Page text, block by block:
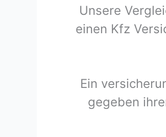
Unsere
einen Kfz
Ein
gegeben